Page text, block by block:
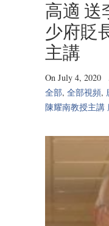
高適 送
少府貶
主講
On July 4, 2020
全部, 全部視頻,
陳耀南教授主講